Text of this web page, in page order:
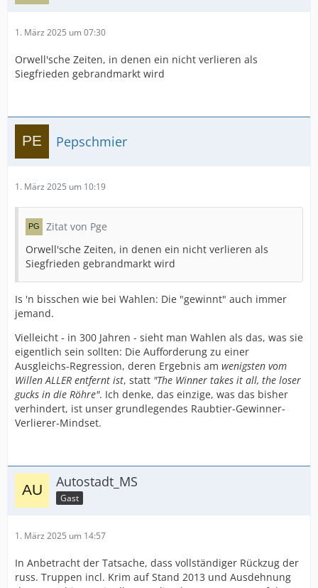
1. März 2025 um 07:30
Orwell'sche Zeiten, in denen ein nicht verlieren als
Siegfrieden gebrandmarkt wird
Pepschmier
1. März 2025 um 10:19
Zitat von Pge
Orwell'sche Zeiten, in denen ein nicht verlieren als
Siegfrieden gebrandmarkt wird
Is 'n bisschen wie bei Wahlen: Die "gewinnt" auch immer
jemand.
Vielleicht - in 300 Jahren - sieht man Wahlen als das, was sie
eigentlich sein sollten: Die Aufforderung zu einer
Ausgleichs-Regression, deren Ergebnis am wenigsten vom
Willen ALLER entfernt ist, statt "The Winner takes it all, the loser
gucks in die Röhre". Ich denke, das einzige, was das bisher
verhindert, ist unser grundlegendes Raubtier-Gewinner-
Verlierer-Mindset.
Autostadt_MS
Gast
1. März 2025 um 14:57
In Anbetracht der Tatsache, dass vollständiger Rückzug der
russ. Truppen incl. Krim auf Stand 2013 und Ausdehnung